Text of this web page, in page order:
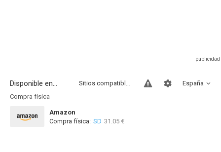
Disponible en... España
Sitios compatibles
Compra física
Amazon
Compra física: SD 31.05 €